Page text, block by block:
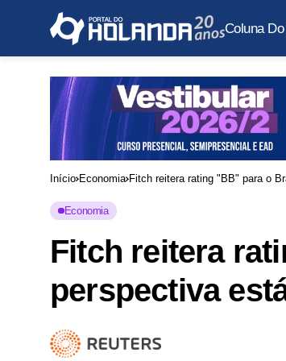
Coluna
Início Economia Fitch reitera rating "BB" para o
Economia
Fitch reitera
perspectiva